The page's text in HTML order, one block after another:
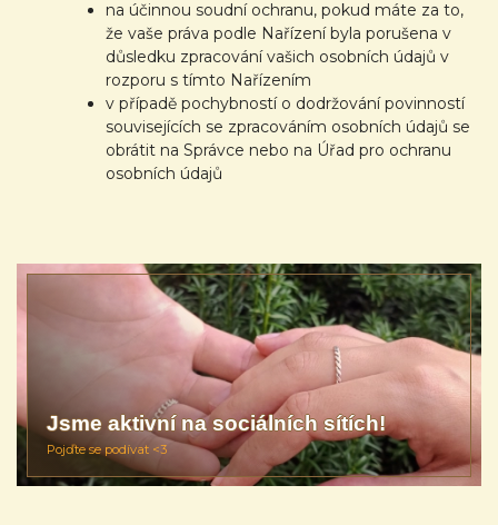
Jsme aktivní na sociálních sítích!
Pojďte se podívat <3
na účinnou soudní ochranu, pokud máte za to,
že vaše práva podle Nařízení byla porušena v
důsledku zpracování vašich osobních údajů v
rozporu s tímto Nařízením
v případě pochybností o dodržování povinností
souvisejících se zpracováním osobních údajů se
obrátit na Správce nebo na Úřad pro ochranu
osobních údajů